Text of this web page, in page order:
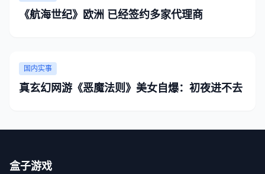
《航海世纪》欧洲 已经签约多家代理商
国内实事
真玄幻网游《恶魔法则》美女自爆：初夜进不去
盒子游戏